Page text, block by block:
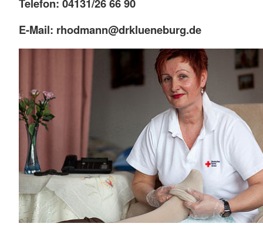
E-Mail: rhodmann@drklueneburg.de